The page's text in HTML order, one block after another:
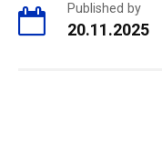
Published by
20.11.2025